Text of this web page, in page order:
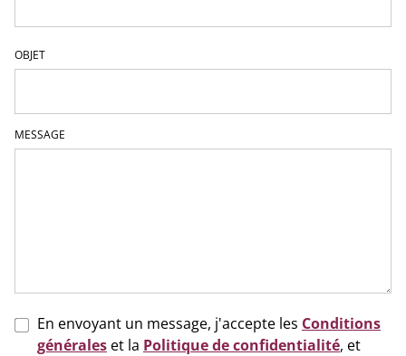
OBJET
MESSAGE
En envoyant un message, j'accepte les Conditions
générales et la Politique de confidentialité, et